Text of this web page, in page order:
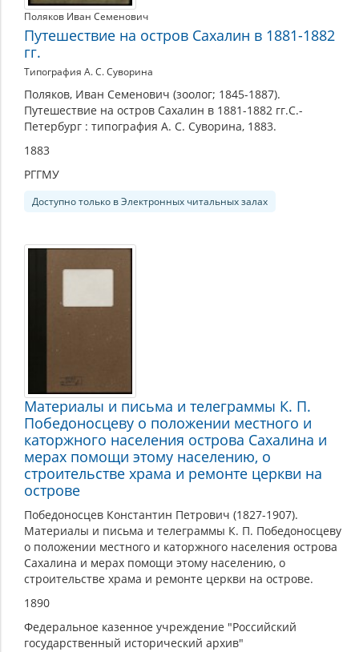
Поляков Иван Семенович
Путешествие на остров Сахалин в 1881-1882
гг.
Типография А. С. Суворина
Поляков, Иван Семенович (зоолог; 1845-1887).
Путешествие на остров Сахалин в 1881-1882 гг.С.-
Петербург : типография А. С. Суворина, 1883.
1883
РГГМУ
Доступно только в Электронных читальных залах
Материалы и письма и телеграммы К. П.
Победоносцеву о положении местного и
каторжного населения острова Сахалина и
мерах помощи этому населению, о
строительстве храма и ремонте церкви на
острове
Победоносцев Константин Петрович (1827-1907).
Материалы и письма и телеграммы К. П. Победоносцеву
о положении местного и каторжного населения острова
Сахалина и мерах помощи этому населению, о
строительстве храма и ремонте церкви на острове.
1890
Федеральное казенное учреждение "Российский
государственный исторический архив"